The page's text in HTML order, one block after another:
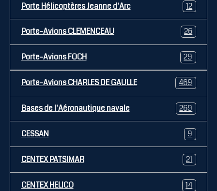
Porte Hélicoptères Jeanne d'Arc 12
Porte-Avions CLEMENCEAU 26
Porte-Avions FOCH 29
Porte-Avions CHARLES DE GAULLE 469
Bases de l'Aéronautique navale 269
CESSAN 9
CENTEX PATSIMAR 21
CENTEX HELICO 14